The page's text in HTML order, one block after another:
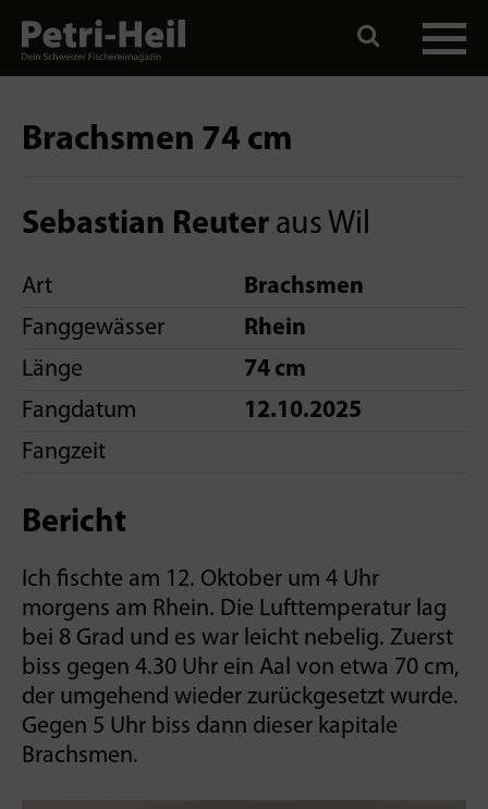
Brachsmen 74 cm
Sebastian Reuter aus Wil
Art
Brachsmen
Fanggewässer
Rhein
Länge
74 cm
Fangdatum
12.10.2025
Fangzeit
Bericht
Ich fischte am 12. Oktober um 4 Uhr
morgens am Rhein. Die Lufttemperatur lag
bei 8 Grad und es war leicht nebelig. Zuerst
biss gegen 4.30 Uhr ein Aal von etwa 70 cm,
der umgehend wieder zurückgesetzt wurde.
Gegen 5 Uhr biss dann dieser kapitale
Brachsmen.